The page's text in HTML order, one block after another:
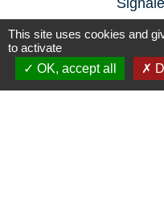
This site uses cookies and
to activate
OK, accept all